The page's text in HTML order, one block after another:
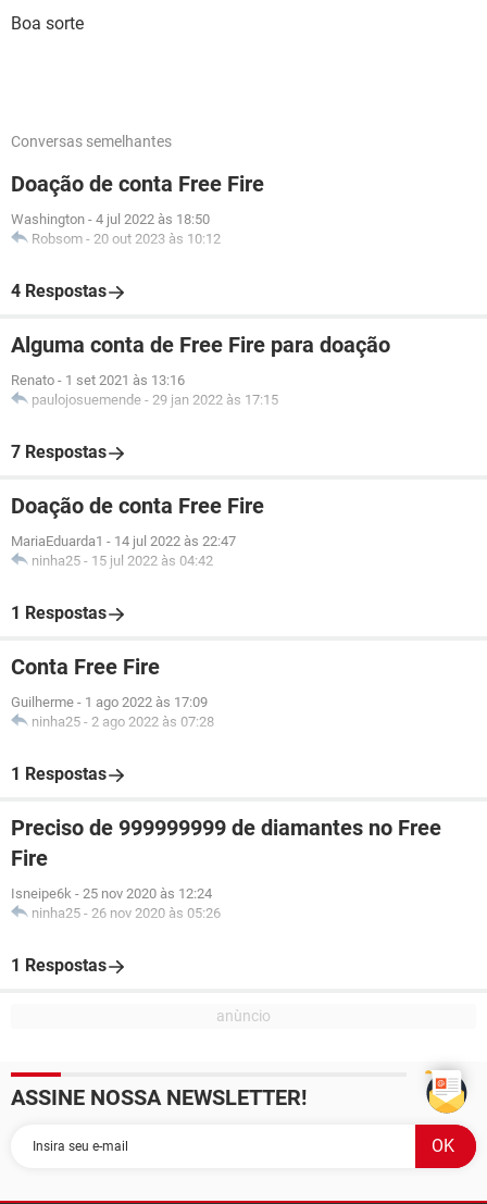
Boa sorte
Conversas semelhantes
Doação de conta Free Fire
Washington - 4 jul 2022 às 18:50
Robsom - 20 out 2023 às 10:12
4 Respostas
Alguma conta de Free Fire para doação
Renato - 1 set 2021 às 13:16
paulojosuemende - 29 jan 2022 às 17:15
7 Respostas
Doação de conta Free Fire
MariaEduarda1 - 14 jul 2022 às 22:47
ninha25 - 15 jul 2022 às 04:42
1 Respostas
Conta Free Fire
Guilherme - 1 ago 2022 às 17:09
ninha25 - 2 ago 2022 às 07:28
1 Respostas
Preciso de 999999999 de diamantes no Free
Fire
Isneipe6k - 25 nov 2020 às 12:24
ninha25 - 26 nov 2020 às 05:26
1 Respostas
ASSINE NOSSA NEWSLETTER!